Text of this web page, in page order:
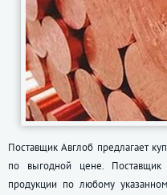
Поставщик Авглоб предлагает
по выгодной цене. Поставщик
продукции по любому